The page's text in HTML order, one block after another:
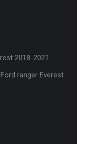
2018-2021
ranger Everest